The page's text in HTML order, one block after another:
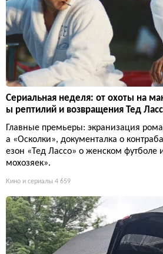
Сериальная неделя: от охоты на
ы рептилий и возвращения Тед
Главные премьеры: экранизация
а «Осколки», документалка о
езон «Тед Лассо» о женском
мохозяек».
Кино и сериалы 4 659